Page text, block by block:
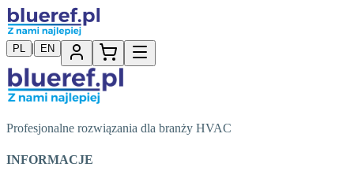
PL | EN
Profesjonalne rozwiązania dla branży HVAC
INFORMACJE